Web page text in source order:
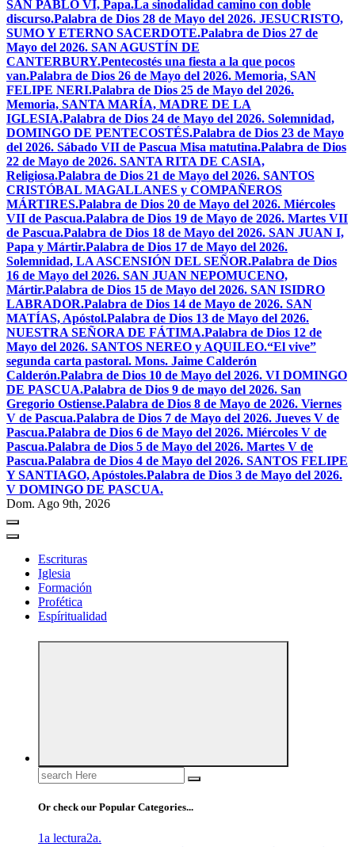
SAN PABLO VI, Papa.La sinodalidad camino con doble
discurso.Palabra de Dios 28 de Mayo del 2026. JESUCRISTO,
SUMO Y ETERNO SACERDOTE.Palabra de Dios 27 de
Mayo del 2026. SAN AGUSTÍN DE
CANTERBURY.Pentecostés una fiesta a la que pocos
van.Palabra de Dios 26 de Mayo del 2026. Memoria, SAN
FELIPE NERI.Palabra de Dios 25 de Mayo del 2026.
Memoria, SANTA MARÍA, MADRE DE LA
IGLESIA.Palabra de Dios 24 de Mayo del 2026. Solemnidad,
DOMINGO DE PENTECOSTÉS.Palabra de Dios 23 de Mayo
del 2026. Sábado VII de Pascua Misa matutina.Palabra de Dios
22 de Mayo de 2026. SANTA RITA DE CASIA,
Religiosa.Palabra de Dios 21 de Mayo del 2026. SANTOS
CRISTÓBAL MAGALLANES y COMPAÑEROS
MÁRTIRES.Palabra de Dios 20 de Mayo del 2026. Miércoles
VII de Pascua.Palabra de Dios 19 de Mayo de 2026. Martes VII
de Pascua.Palabra de Dios 18 de Mayo del 2026. SAN JUAN I,
Papa y Mártir.Palabra de Dios 17 de Mayo del 2026.
Solemnidad, LA ASCENSIÓN DEL SEÑOR.Palabra de Dios
16 de Mayo del 2026. SAN JUAN NEPOMUCENO,
Mártir.Palabra de Dios 15 de Mayo del 2026. SAN ISIDRO
LABRADOR.Palabra de Dios 14 de Mayo de 2026. SAN
MATÍAS, Apóstol.Palabra de Dios 13 de Mayo del 2026.
NUESTRA SEÑORA DE FÁTIMA.Palabra de Dios 12 de
Mayo del 2026. SANTOS NEREO y AQUILEO.“El vive”
segunda carta pastoral. Mons. Jaime Calderón
Calderón.Palabra de Dios 10 de Mayo del 2026. VI DOMINGO
DE PASCUA.Palabra de Dios 9 de mayo del 2026. San
Gregorio Ostiense.Palabra de Dios 8 de Mayo de 2026. Viernes
V de Pascua.Palabra de Dios 7 de Mayo del 2026. Jueves V de
Pascua.Palabra de Dios 6 de Mayo del 2026. Miércoles V de
Pascua.Palabra de Dios 5 de Mayo del 2026. Martes V de
Pascua.Palabra de Dios 4 de Mayo del 2026. SANTOS FELIPE
Y SANTIAGO, Apóstoles.Palabra de Dios 3 de Mayo del 2026.
V DOMINGO DE PASCUA.
Dom. Ago 9th, 2026
Escrituras
Iglesia
Formación
Profética
Espíritualidad
Search
for:
Or check our Popular Categories...
1a lectura2a.